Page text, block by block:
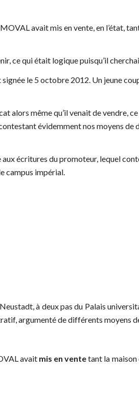
avait mis en vente, en l’état,
ce qui était logique puisqu’il
le 5 octobre 2012. Un jeune
alors même qu’il venait de vendre,
évidemment nos moyens de
écritures du promoteur, lequel
campus impérial.
à deux pas du Palais
argumenté de différents moyens
avait mis en ventetant la maison